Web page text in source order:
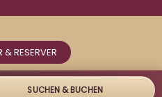
SUCHEN & BUCHEN
& RESERVER